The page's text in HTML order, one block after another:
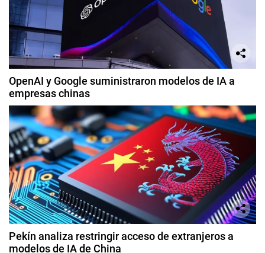
OpenAI y Google suministraron modelos de IA a
empresas chinas
Pekín analiza restringir acceso de extranjeros a
modelos de IA de China